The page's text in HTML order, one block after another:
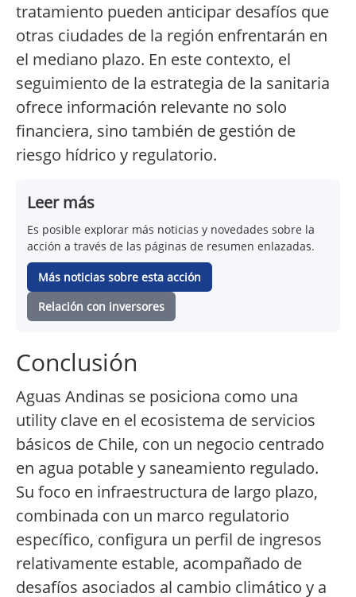
tratamiento pueden anticipar desafíos que
otras ciudades de la región enfrentarán en
el mediano plazo. En este contexto, el
seguimiento de la estrategia de la sanitaria
ofrece información relevante no solo
financiera, sino también de gestión de
riesgo hídrico y regulatorio.
Leer más
Es posible explorar más noticias y novedades sobre la
acción a través de las páginas de resumen enlazadas.
Más noticias sobre esta acción
Relación con inversores
Conclusión
Aguas Andinas se posiciona como una
utility clave en el ecosistema de servicios
básicos de Chile, con un negocio centrado
en agua potable y saneamiento regulado.
Su foco en infraestructura de largo plazo,
combinada con un marco regulatorio
específico, configura un perfil de ingresos
relativamente estable, acompañado de
desafíos asociados al cambio climático y a